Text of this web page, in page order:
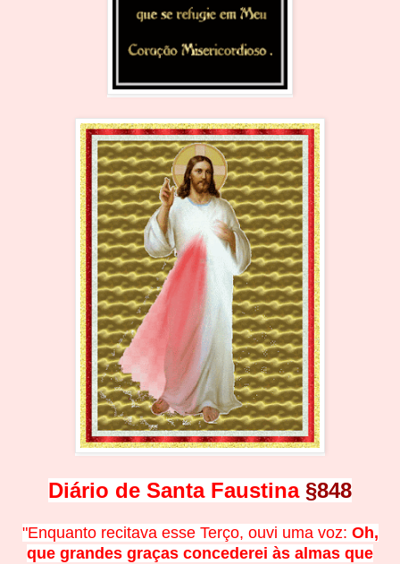
Diário de Santa Faustina §848
"Enquanto recitava esse Terço, ouvi uma voz: Oh,
que grandes graças concederei às almas que